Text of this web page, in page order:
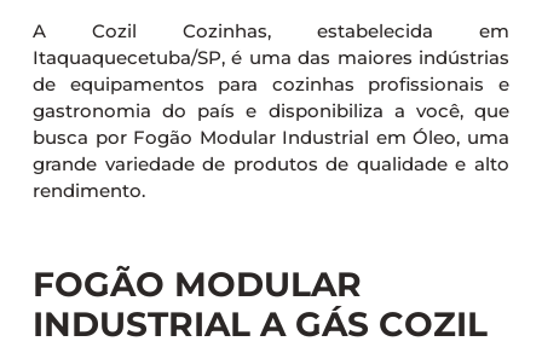
A Cozil Cozinhas, estabelecida em
Itaquaquecetuba/SP, é uma das maiores indústrias
de equipamentos para cozinhas profissionais e
gastronomia do país e disponibiliza a você, que
busca por Fogão Modular Industrial em Óleo, uma
grande variedade de produtos de qualidade e alto
rendimento.
FOGÃO MODULAR
INDUSTRIAL A GÁS COZIL